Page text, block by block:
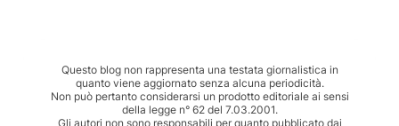
Questo blog non rappresenta una testata giornalistica in
quanto viene aggiornato senza alcuna periodicità.
Non può pertanto considerarsi un prodotto editoriale ai sensi
della legge n° 62 del 7.03.2001.
Gli autori non sono responsabili per quanto pubblicato dai